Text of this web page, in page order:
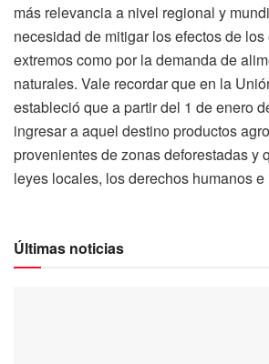
más relevancia a nivel regional y
necesidad de mitigar los efectos de
extremos como por la demanda de
naturales. Vale recordar que en la
estableció que a partir del 1 de enero
ingresar a aquel destino productos
provenientes de zonas deforestadas y
leyes locales, los derechos humanos
Últimas noticias